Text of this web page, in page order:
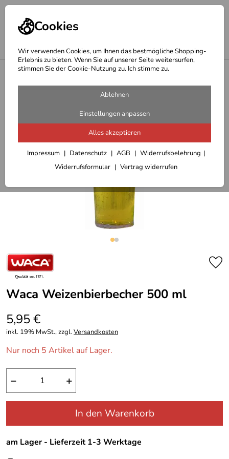
Cookies
Wir verwenden Cookies, um Ihnen das bestmögliche Shopping-
Erlebnis zu bieten. Wenn Sie auf unserer Seite weitersurfen,
stimmen Sie der Cookie-Nutzung zu. Ich stimme zu.
Ablehnen
Einstellungen anpassen
Alles akzeptieren
Impressum Datenschutz AGB
Widerrufsbelehrung
Widerrufsformular
Vertrag widerrufen
Teller-Gläser-Becher-Tassen
Waca Weizenbierbecher 500 ml
5,95 €
inkl. 19% MwSt., zzgl.Versandkosten
Nur noch 5 Artikel auf Lager.
− +
In den Warenkorb
am Lager - Lieferzeit 1-3 Werktage